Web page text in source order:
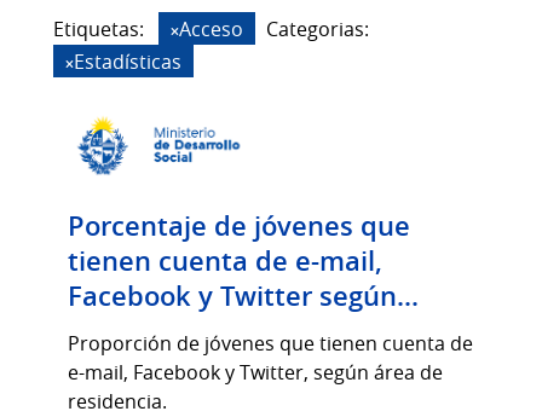
Etiquetas: Acceso
Categorias:
Estadísticas
Porcentaje de jóvenes que
tienen cuenta de e-mail,
Facebook y Twitter según...
Proporción de jóvenes que tienen cuenta de
e-mail, Facebook y Twitter, según área de
residencia.